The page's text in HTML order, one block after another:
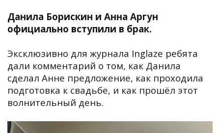
Данила Борискин и Анна Аргун
официально вступили в брак.
Эксклюзивно для журнала Inglaze ребята
дали комментарий о том, как Данила
сделал Анне предложение, как проходила
подготовка к свадьбе, и как прошёл этот
волнительный день.